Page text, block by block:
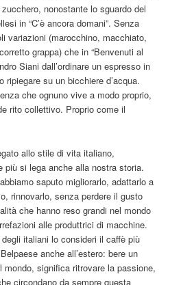
nonostante lo sguardo del
in “C’è ancora domani”. Senza
variazioni (marocchino, macchiato,
grappa) che in “Benvenuti al
Siani dall’ordinare un espresso in
ripiegare su un bicchiere d’acqua.
che ognuno vive a modo proprio,
rito collettivo. Proprio come il
allo stile di vita italiano,
più si lega anche alla nostra storia.
saputo migliorarlo, adattarlo a
rinnovarlo, senza perdere il gusto
che hanno reso grandi nel mondo
alle produttrici di macchine.
italiani lo consideri il caffè più
anche all’estero: bere un
mondo, significa ritrovare la passione,
circondano da sempre questa